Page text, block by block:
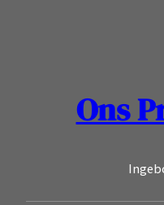
Ons